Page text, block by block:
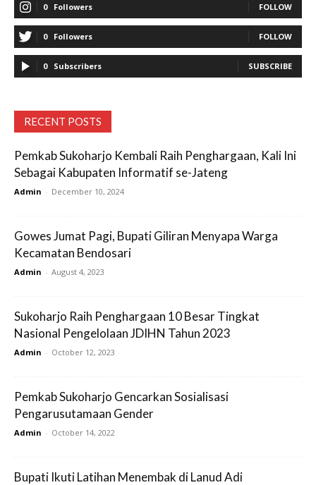
0 Followers FOLLOW
0 Followers FOLLOW
0 Subscribers SUBSCRIBE
RECENT POSTS
Pemkab Sukoharjo Kembali Raih Penghargaan, Kali Ini
Sebagai Kabupaten Informatif se-Jateng
Admin - December 10, 2024
Gowes Jumat Pagi, Bupati Giliran Menyapa Warga
Kecamatan Bendosari
Admin - August 4, 2023
Sukoharjo Raih Penghargaan 10 Besar Tingkat
Nasional Pengelolaan JDIHN Tahun 2023
Admin - October 12, 2023
Pemkab Sukoharjo Gencarkan Sosialisasi
Pengarusutamaan Gender
Admin - October 14, 2022
Bupati Ikuti Latihan Menembak di Lanud Adi